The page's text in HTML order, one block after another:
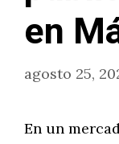
en
agosto 25,
En un